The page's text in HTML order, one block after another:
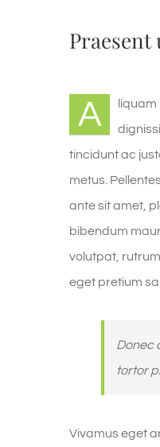
A
tincidunt ac
metus.
ante sit amet,
bibendum
volutpat,
eget pretium
Donec
tortor
Vivamus eget